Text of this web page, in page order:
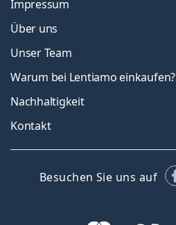
Impressum
Über uns
Unser Team
Warum bei Lentiamo einkaufen?
Nachhaltigkeit
Kontakt
Besuchen Sie uns auf